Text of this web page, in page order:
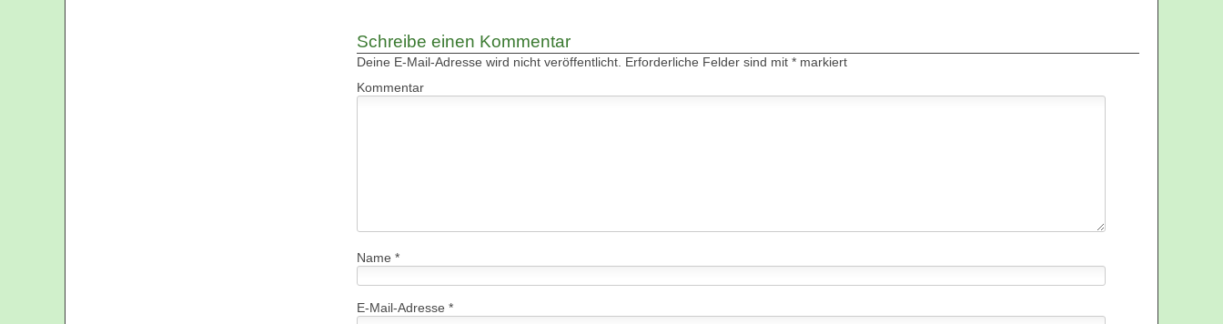
Schreibe einen Kommentar
Deine E-Mail-Adresse wird nicht veröffentlicht. Erforderliche Felder sind mit * markiert
Kommentar
Name *
E-Mail-Adresse *